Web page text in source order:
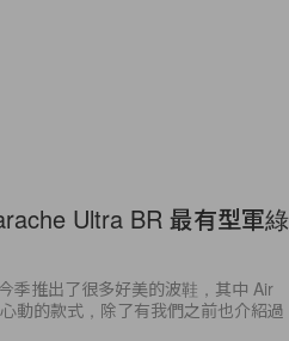
Ultra BR 最有型軍綠
季推出了很多好美的波鞋，其中 Air
動的款式，除了有我們之前也介紹過